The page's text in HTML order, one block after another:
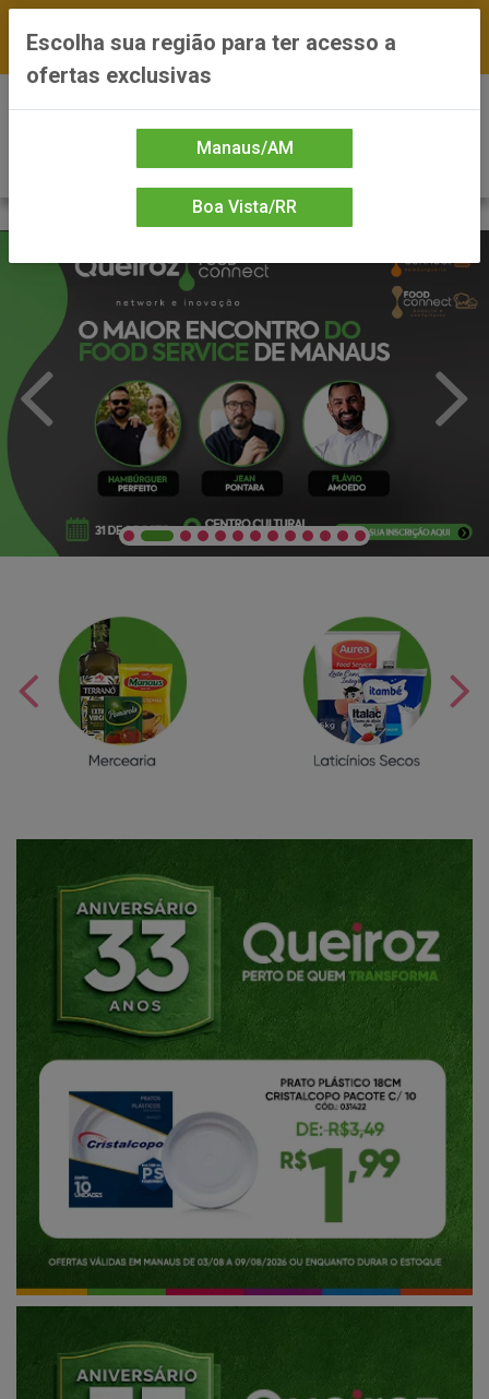
*Preços exclusivos do site — Entrega em até 24h
Escolha sua região para ter acesso a
ofertas exclusivas
Manaus/AM
Boa Vista/RR